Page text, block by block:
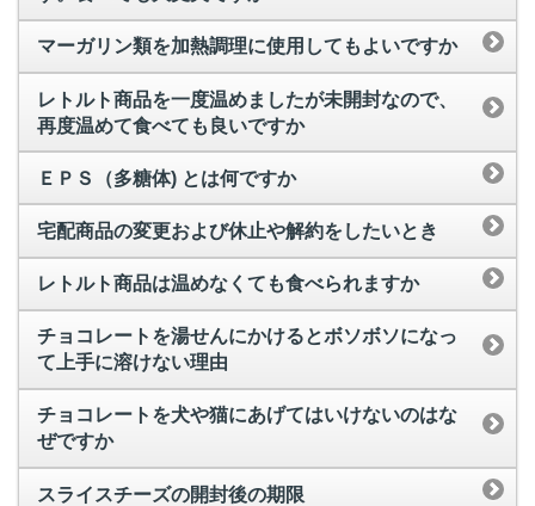
マーガリン類を加熱調理に使用してもよいですか
レトルト商品を一度温めましたが未開封なので、
再度温めて食べても良いですか
ＥＰＳ（多糖体) とは何ですか
宅配商品の変更および休止や解約をしたいとき
レトルト商品は温めなくても食べられますか
チョコレートを湯せんにかけるとボソボソになっ
て上手に溶けない理由
チョコレートを犬や猫にあげてはいけないのはな
ぜですか
スライスチーズの開封後の期限